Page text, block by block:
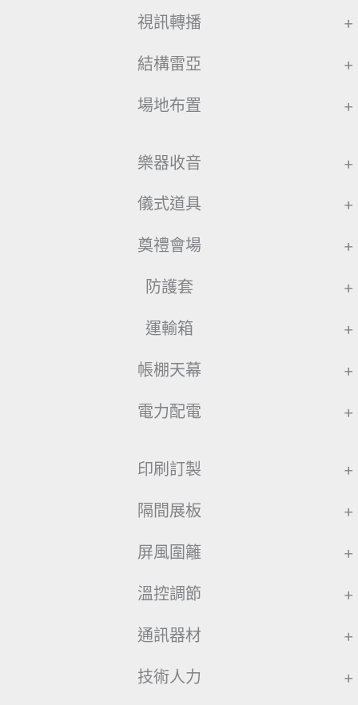
視訊轉播 +
結構雷亞 +
場地布置 +
樂器收音 +
儀式道具 +
奠禮會場 +
防護套 +
運輸箱 +
帳棚天幕 +
電力配電 +
印刷訂製 +
隔間展板 +
屏風圍籬 +
溫控調節 +
通訊器材 +
技術人力 +